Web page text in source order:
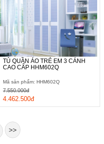
TỦ QUẦN ÁO TRẺ EM 3 CÁNH
CAO CẤP HHM602Q
Mã sản phẩm: HHM602Q
4.462.500đ
7.550.000đ
>>